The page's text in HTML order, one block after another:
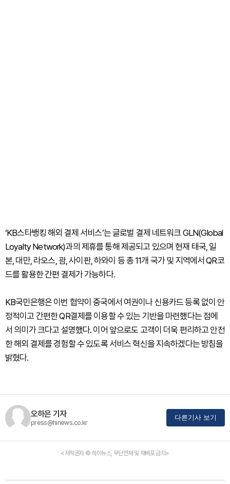
‘KB스타뱅킹 해외 결제 서비스’는 글로벌 결제 네트워크 GLN(Global
Loyalty Network)과의 제휴를 통해 제공되고 있으며 현재 태국, 일
본, 대만, 라오스, 괌, 사이판, 하와이 등 총 11개 국가 및 지역에서 QR코
드를 활용한 간편 결제가 가능하다.
KB국민은행은 이번 협약이 중국에서 여권이나 신용카드 등록 없이 안
정적이고 간편한 QR결제를 이용할 수 있는 기반을 마련했다는 점에
서 의미가 크다고 설명했다. 이어 앞으로도 고객이 더욱 편리하고 안전
한 해외 결제를 경험할 수 있도록 서비스 혁신을 지속하겠다는 방침을
밝혔다.
오하은 기자
press@hinews.co.kr
다른기사 보기
<저작권자 © 하이뉴스, 무단전재 및 재배포 금지>